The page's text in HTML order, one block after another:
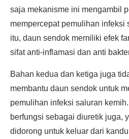
saja mekanisme ini mengambil
mempercepat pemulihan infeksi
itu, daun sendok memiliki efek
sifat anti-inflamasi dan anti
Bahan kedua dan ketiga juga
membantu daun sendok untuk
pemulihan infeksi saluran
berfungsi sebagai diuretik juga,
didorong untuk keluar dari